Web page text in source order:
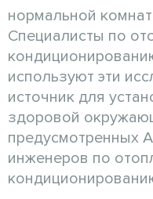
нормальной
Специалисты по
используют эти
источник для
здоровой
предусмотренных
инженеров по